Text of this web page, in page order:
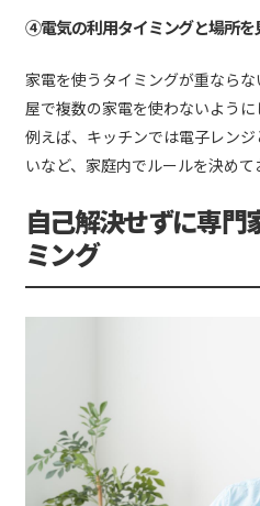
④電気の利用タイミングと場所を
家電を使うタイミングが重なら
屋で複数の家電を使わないように
例えば、キッチンでは電子レン
いなど、家庭内でルールを決めて
自己解決せずに専門
ミング